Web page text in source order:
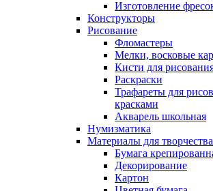
Изготовление
Конструкторы
Рисование
Фломастеры
Мелки, восковые
Кисти для
Раскраски
Трафареты для
красками
Акварель школьная
Нумизматика
Материалы для творчества
Бумага
Декорирование
Картон